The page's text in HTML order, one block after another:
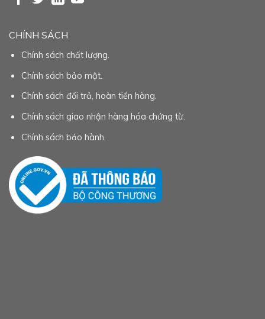
CHÍNH SÁCH
Chính sách chất lượng.
Chính sách bảo mật.
Chính sách đổi trả, hoàn tiền hàng.
Chính sách giao nhận hàng hóa chứng từ.
Chính sách bảo hành.